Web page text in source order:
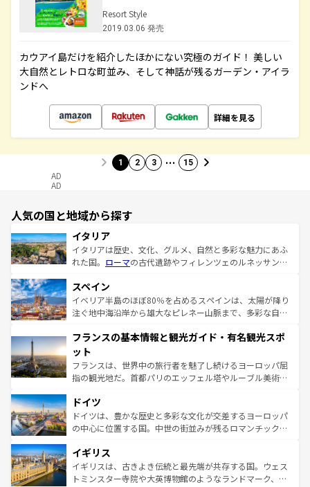
Resort Style
2019.03.06 発売
カウアイ島だけを紹介したほかにない究極のガイド！ 美しい
大自然とレトロな町並み、そして神話が残るガーデン・アイラ
ンドへ
詳細を見る
1 2 3 … 15
AD
AD
人気の国と地域から探す
イタリア
イタリアは歴史、文化、グルメ、自然と多彩な魅力にあふ
れた国。 ローマの古代遺跡やフィレンツェのルネッサンス
ろん、トスカーナの美しい田園風景やアマルフィ海岸の絶
景など、自然景観も見逃せない。観光の合間には、本場の
ピザやパスタなど、絶品のイタリア料理を堪能することも
ませてくれるイタリアで、忘れられない旅をしてみよう！
なお、新着のイタリア情報は
しい。
スペイン
イベリア半島のほぼ80％を占めるスペインは、太陽が降り
注ぐ地中海沿岸から雄大なピレネー山脈まで、多彩な自然
文化が根付くこの国では、情熱的なフラメンコ、熱気あふ
れる闘牛、そして美味しいタパスが生活の一部となってい
る。首都マドリードの洗練された雰囲気や、バルセロナの
アートに溢れた街角から、地方では古代ローマ遺跡や中世
せる。地方によって風土や気候が異なるスペインはその個
性で訪れる人を魅了する。 なお、新着のスペイン情報は コ
ンテンツ一覧を参照してほしい。
フランスの基本情報と観光ガイド・有名観光スポ
ット
フランスは、世界中の旅行者を魅了し続けるヨーロッパ屈
指の観光地だ。首都パリのエッフェル塔やルーブル美術館
で、幅広い魅力が詰まっている。華麗な宮殿、歴史的な大
聖堂、美しいビーチ、そして豊かな自然が、訪れる者を心
から魅了する。また、フランスは美食の国としても知ら
いる。シャンパンの発祥地であるランス、プロヴァンスの
香り高いラベンダー畑など、多彩な楽しみ方が可能だ。さ
らに、パリ以外の地域にも魅力が溢れており、どの街角に
ドイツ
ドイツは、豊かな歴史と多彩な文化が交差するヨーロッパ
の中心に位置する国。中世の街並みが残るロマンチック街
顔を持つこの国は、どこを歩いても飽きることがない。ベ
ルリンの文化的活気、バイエルン州のアルプスの絶景、そ
してライン川沿いのワイン畑といった風景は必見。ビール
イギリス
イギリスは、古きよき伝統と最先端が共存する国。ウェス
トミンスター寺院や大英博物館のようなランドマーク、歴